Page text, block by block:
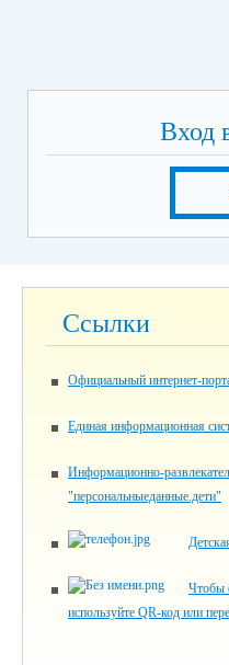
Вход
Ссылки
Официальный интернет-
Единая информационная
Информационно-
"персональныеданные.дети"
Чтобы
используйте QR-код или